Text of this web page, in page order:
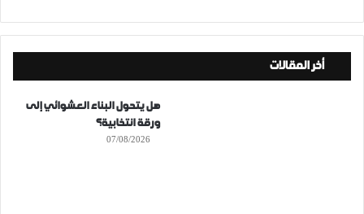
أخر المقالات
هل يتحول البناء العشوائي إلى
ورقة انتخابية؟
07/08/2026